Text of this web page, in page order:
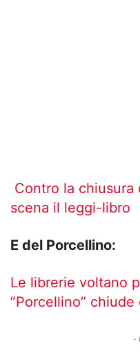
Contro la
scena il leggi-libro
E del Porcellino:
Le librerie voltano
”Porcellino”
-